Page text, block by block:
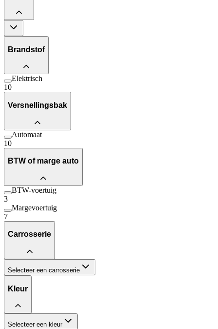
Brandstof
Elektrisch
10
Versnellingsbak
Automaat
10
BTW of marge auto
BTW-voertuig
3
Margevoertuig
7
Carrosserie
Selecteer een carrosserie
Kleur
Selecteer een kleur